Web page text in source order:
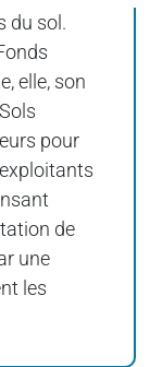
du sol.
elle, son
pour
de
une
les